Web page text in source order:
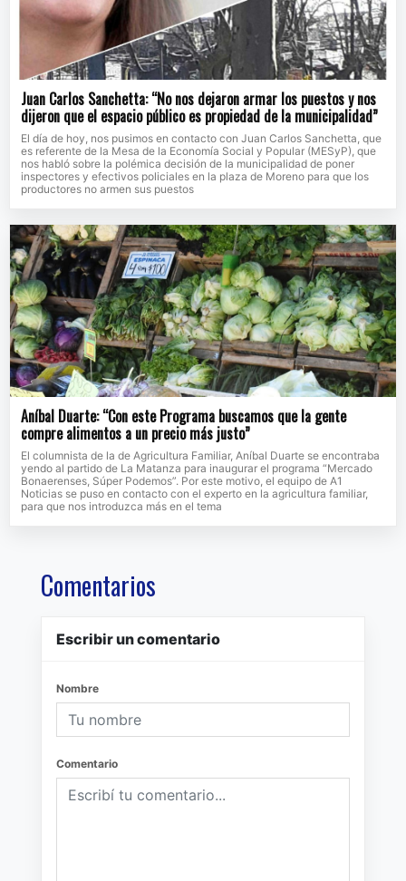
Juan Carlos Sanchetta: “No nos dejaron armar los puestos y nos
dijeron que el espacio público es propiedad de la municipalidad”
El día de hoy, nos pusimos en contacto con Juan Carlos Sanchetta, que
es referente de la Mesa de la Economía Social y Popular (MESyP), que
nos habló sobre la polémica decisión de la municipalidad de poner
inspectores y efectivos policiales en la plaza de Moreno para que los
productores no armen sus puestos
Aníbal Duarte: “Con este Programa buscamos que la gente
compre alimentos a un precio más justo”
El columnista de la de Agricultura Familiar, Aníbal Duarte se encontraba
yendo al partido de La Matanza para inaugurar el programa “Mercado
Bonaerenses, Súper Podemos”. Por este motivo, el equipo de A1
Noticias se puso en contacto con el experto en la agricultura familiar,
para que nos introduzca más en el tema
Comentarios
Escribir un comentario
Nombre
Comentario